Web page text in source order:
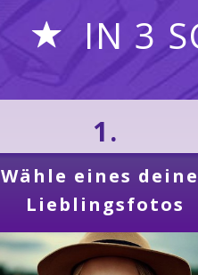
IN 3
1.
Wähle eines
Lieblingsfotos